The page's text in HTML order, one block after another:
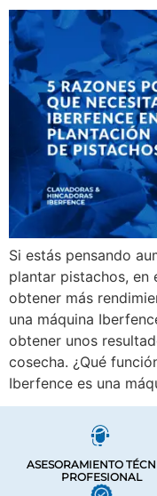
Si estás pensando
plantar pistachos,
obtener más
una máquina
obtener unos
cosecha. ¿Qué
Iberfence es una
ASESORAMIENTO
PROFESIONAL